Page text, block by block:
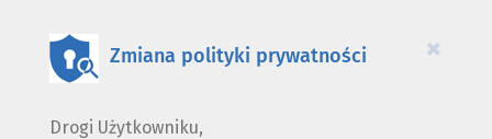
×
Zmiana polityki prywatności
Drogi Użytkowniku,